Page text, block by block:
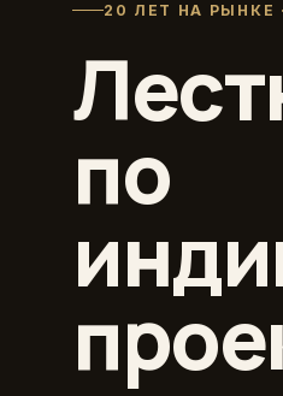
20 ЛЕТ НА РЫНКЕ
по